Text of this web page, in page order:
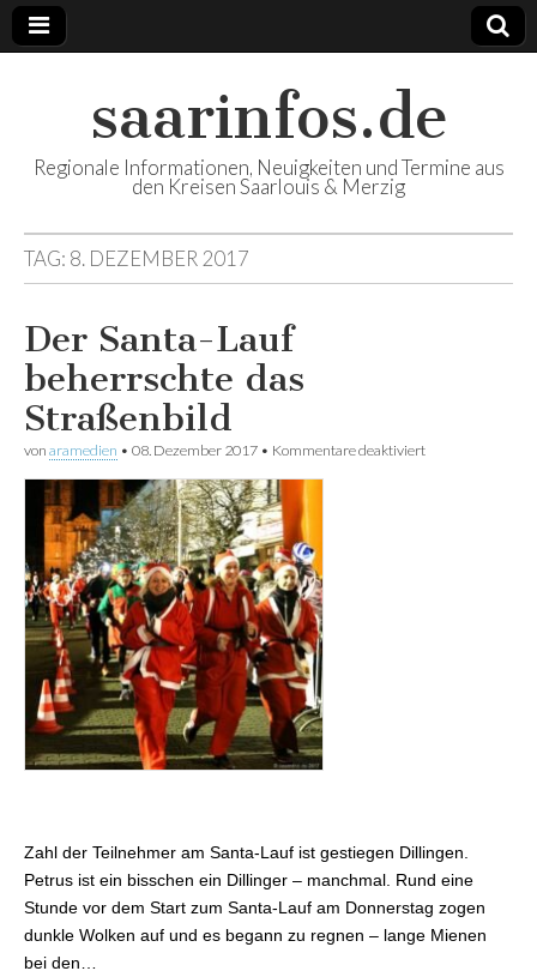
saarinfos.de
Regionale Informationen, Neuigkeiten und Termine aus
den Kreisen Saarlouis & Merzig
TAG: 8. DEZEMBER 2017
Der Santa-Lauf
beherrschte das
Straßenbild
von aramedien • 08. Dezember 2017 • Kommentare deaktiviert
Zahl der Teilnehmer am Santa-Lauf ist gestiegen Dillingen.
Petrus ist ein bisschen ein Dillinger – manchmal. Rund eine
Stunde vor dem Start zum Santa-Lauf am Donnerstag zogen
dunkle Wolken auf und es begann zu regnen – lange Mienen
bei den…